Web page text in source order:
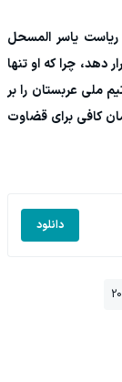
یاسر المسحل
دهد، چرا که او تنها
ملی عربستان را بر
کافی برای قضاوت
دانلود